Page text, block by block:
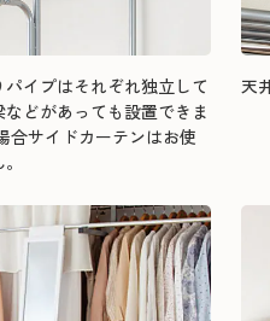
イプはそれぞれ独立して
どがあっても設置できま
サイドカーテンはお使
天